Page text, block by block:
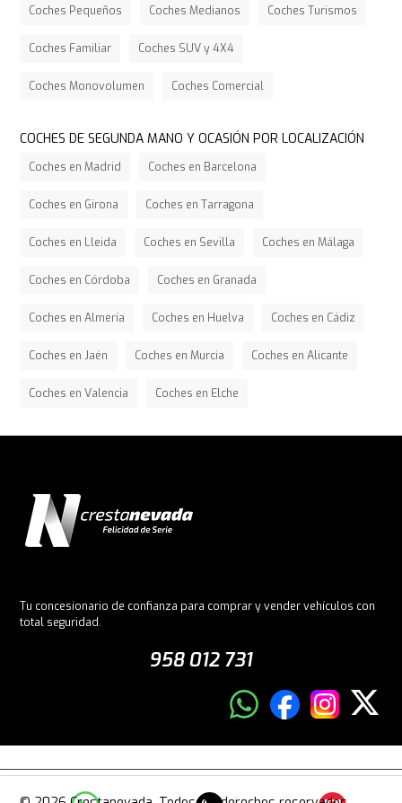
Coches Pequeños Coches Medianos Coches Turismos
Coches Familiar Coches SUV y 4X4
Coches Monovolumen Coches Comercial
COCHES DE SEGUNDA MANO Y OCASIÓN POR LOCALIZACIÓN
Coches en Madrid Coches en Barcelona
Coches en Girona Coches en Tarragona
Coches en Lleida Coches en Sevilla Coches en Málaga
Coches en Córdoba Coches en Granada
Coches en Almería Coches en Huelva Coches en Cádiz
Coches en Jaén Coches en Murcia Coches en Alicante
Coches en Valencia Coches en Elche
Tu concesionario de confianza para comprar y vender vehículos con
total seguridad.
958 012 731